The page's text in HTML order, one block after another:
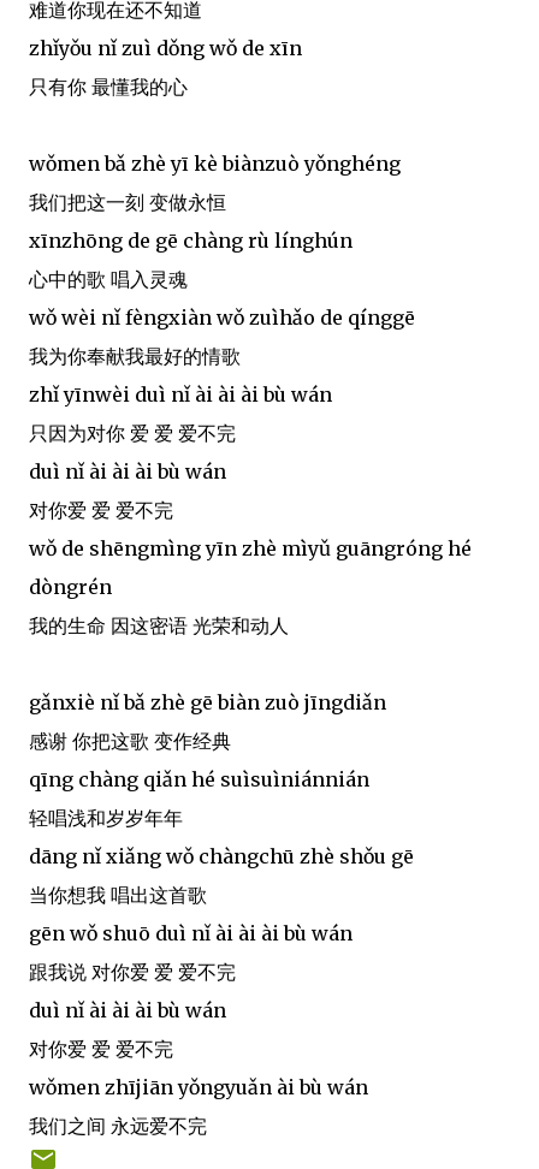
难道你现在还不知道
zhǐyǒu nǐ zuì dǒng wǒ de xīn
只有你 最懂我的心
wǒmen bǎ zhè yī kè biànzuò yǒnghéng
我们把这一刻 变做永恒
xīnzhōng de gē chàng rù línghún
心中的歌 唱入灵魂
wǒ wèi nǐ fèngxiàn wǒ zuìhǎo de qínggē
我为你奉献我最好的情歌
zhǐ yīnwèi duì nǐ ài ài ài bù wán
只因为对你 爱 爱 爱不完
duì nǐ ài ài ài bù wán
对你爱 爱 爱不完
wǒ de shēngmìng yīn zhè mìyǔ guāngróng hé
dòngrén
我的生命 因这密语 光荣和动人
gǎnxiè nǐ bǎ zhè gē biàn zuò jīngdiǎn
感谢 你把这歌 变作经典
qīng chàng qiǎn hé suìsuìniánnián
轻唱浅和岁岁年年
dāng nǐ xiǎng wǒ chàngchū zhè shǒu gē
当你想我 唱出这首歌
gēn wǒ shuō duì nǐ ài ài ài bù wán
跟我说 对你爱 爱 爱不完
duì nǐ ài ài ài bù wán
对你爱 爱 爱不完
wǒmen zhījiān yǒngyuǎn ài bù wán
我们之间 永远爱不完